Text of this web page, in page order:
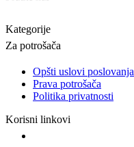
Kategorije
Za potrošača
Opšti uslovi poslovanja
Prava potrošača
Politika privatnosti
Korisni linkovi